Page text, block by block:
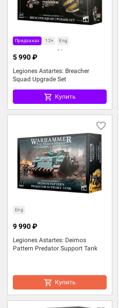
Предзаказ 12+ Eng
Legiones Astartes: Breacher
Squad Upgrade Set
5 990 ₽
Купить
Eng
Legiones Astartes: Deimos
Pattern Predator Support Tank
9 990 ₽
Купить